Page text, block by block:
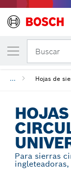
Buscar
... Hojas de
Para sierras
TU VARIANTE
Hojas de